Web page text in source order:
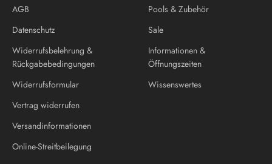
AGB
Datenschutz
Widerrufsbelehrung &
Rückgabebedingungen
Widerrufsformular
Vertrag widerrufen
Versandinformationen
Online-Streitbeilegung
Pools & Zubehör
Sale
Informationen &
Öffnungszeiten
Wissenswertes